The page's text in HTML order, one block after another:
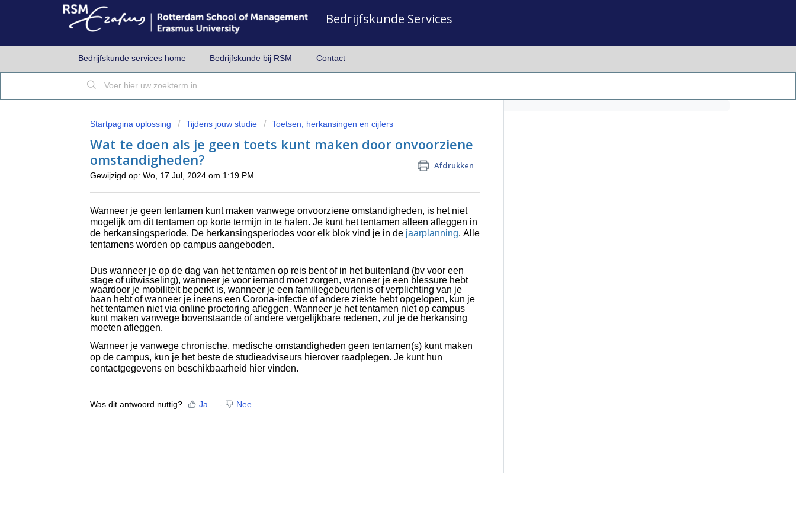
Bedrijfskunde Services
Bedrijfskunde services home Bedrijfskunde bij RSM Contact
Startpagina oplossing Tijdens jouw studie Toetsen, herkansingen en cijfers
Wat te doen als je geen toets kunt maken door onvoorziene
omstandigheden?
Afdrukken
Gewijzigd op: Wo, 17 Jul, 2024 om 1:19 PM
Wanneer je geen tentamen kunt maken vanwege onvoorziene omstandigheden, is het niet
mogelijk om dit tentamen op korte termijn in te halen. Je kunt het tentamen alleen afleggen in
de herkansingsperiode. De herkansingsperiodes voor elk blok vind je in de jaarplanning. Alle
tentamens worden op campus aangeboden.
Dus wanneer je op de dag van het tentamen op reis bent of in het buitenland (bv voor een
stage of uitwisseling), wanneer je voor iemand moet zorgen, wanneer je een blessure hebt
waardoor je mobiliteit beperkt is, wanneer je een familiegebeurtenis of verplichting van je
baan hebt of wanneer je ineens een Corona-infectie of andere ziekte hebt opgelopen, kun je
het tentamen niet via online proctoring afleggen. Wanneer je het tentamen niet op campus
kunt maken vanwege bovenstaande of andere vergelijkbare redenen, zul je de herkansing
moeten afleggen.
Wanneer je vanwege chronische, medische omstandigheden geen tentamen(s) kunt maken
op de campus, kun je het beste de studieadviseurs hierover raadplegen. Je kunt hun
contactgegevens en beschikbaarheid hier vinden.
Was dit antwoord nuttig? Ja Nee